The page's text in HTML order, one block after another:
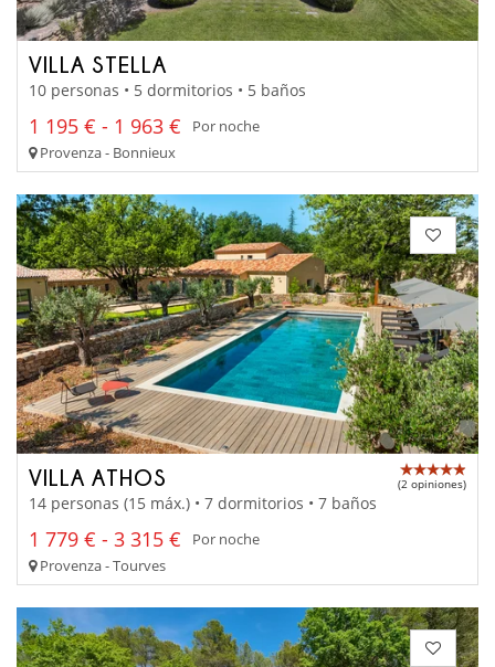
VILLA STELLA
10 personas • 5 dormitorios • 5 baños
1 195 € - 1 963 €
Por noche
Provenza - Bonnieux
VILLA ATHOS (2 opiniones)
14 personas (15 máx.) • 7 dormitorios • 7 baños
1 779 € - 3 315 €
Por noche
Provenza - Tourves